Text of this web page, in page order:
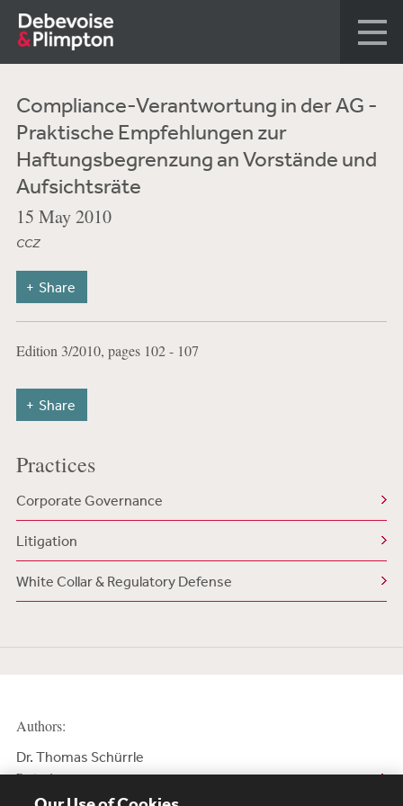
Compliance-Verantwortung in der AG -
Praktische Empfehlungen zur
Haftungsbegrenzung an Vorstände und
Aufsichtsräte
15 May 2010
CCZ
Share
Edition 3/2010, pages 102 - 107
Share
Practices
Corporate Governance
Litigation
White Collar & Regulatory Defense
Authors:
Dr. Thomas Schürrle
Retired partner